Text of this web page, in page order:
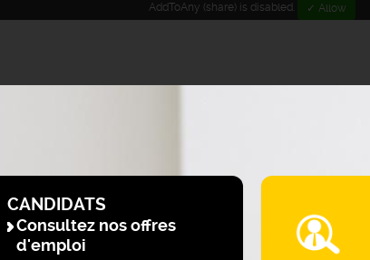
AddToAny (share) is disabled. ✓ Allow
CANDIDATS
Consultez nos offres
d'emploi